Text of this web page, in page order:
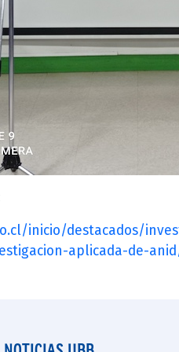
inicio/destacados/
aplicada-de-